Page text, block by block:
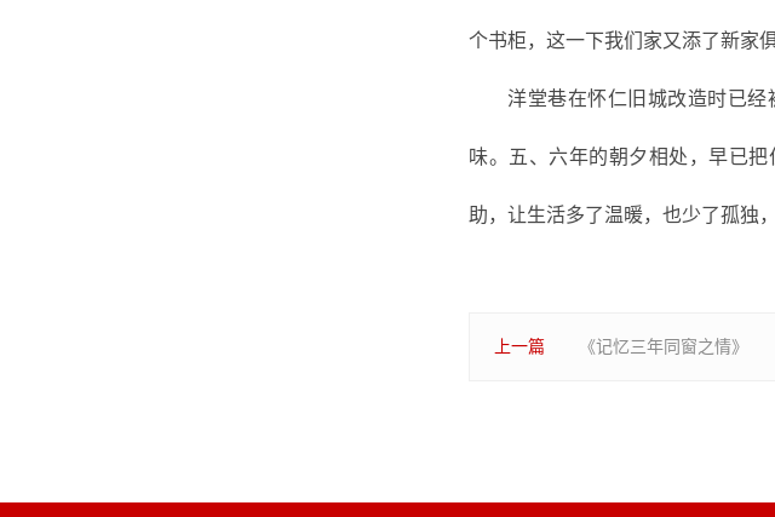
个书柜，这一下我们家又添了新家
洋堂巷在怀仁旧城改造时已
味。五、六年的朝夕相处，早已
助，让生活多了温暖，也少了孤独
上一篇 《记忆三年同窗之情》